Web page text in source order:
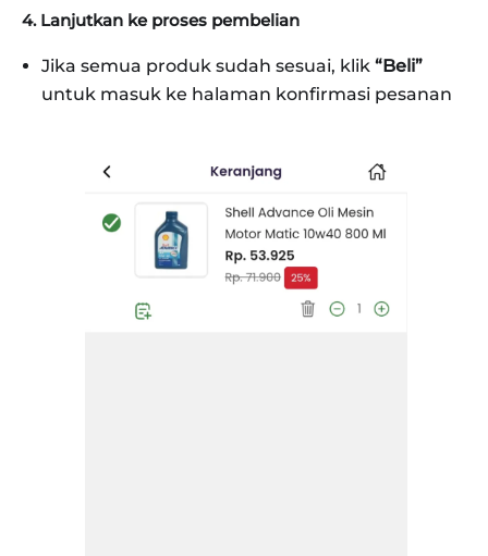
4. Lanjutkan ke proses pembelian
Jika semua produk sudah sesuai, klik “Beli”
untuk masuk ke halaman konfirmasi pesanan